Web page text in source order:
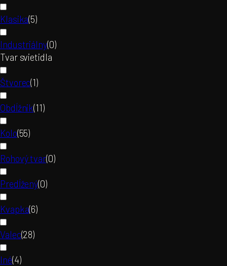
Klasika(5)
Industriálny(0)
Tvar svietidla
Štvorec(1)
Obdĺžnik(11)
Kolo(55)
Rohový tvar(0)
Predĺžený(0)
Kvapka(6)
Valec(28)
Iné(4)